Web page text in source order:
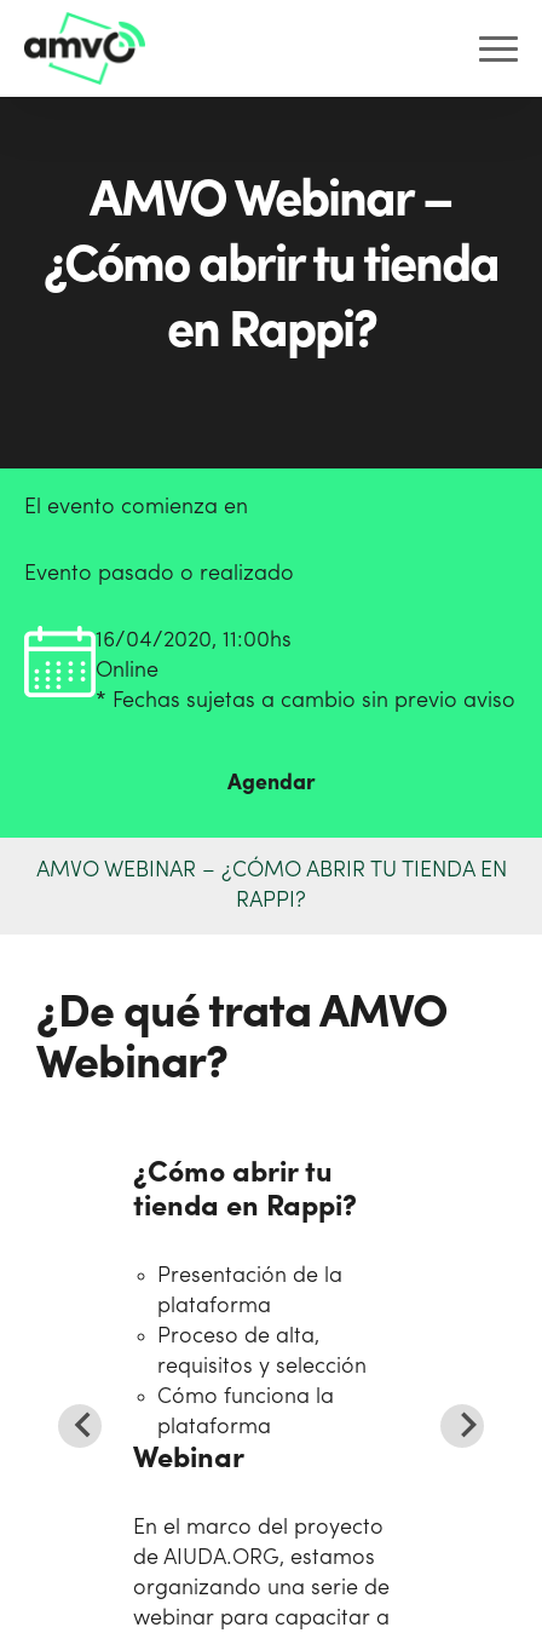
AMVO Webinar –
¿Cómo abrir tu tienda
en Rappi?
El evento comienza en
Evento pasado o realizado
16/04/2020, 11:00hs
Online
* Fechas sujetas a cambio sin previo aviso
Agendar
AMVO WEBINAR – ¿CÓMO ABRIR TU TIENDA EN
RAPPI?
¿De qué trata AMVO
Webinar?
¿Cómo abrir tu
tienda en Rappi?
Presentación de la
plataforma
Proceso de alta,
requisitos y selección
Cómo funciona la
plataforma
Webinar
En el marco del proyecto
de AIUDA.ORG, estamos
organizando una serie de
webinar para capacitar a